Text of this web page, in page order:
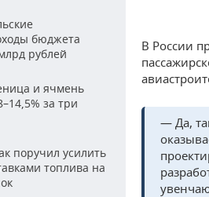
бюджета
рублей
и ячмень
за три
поручил усилить
топлива на
В России
— Да,